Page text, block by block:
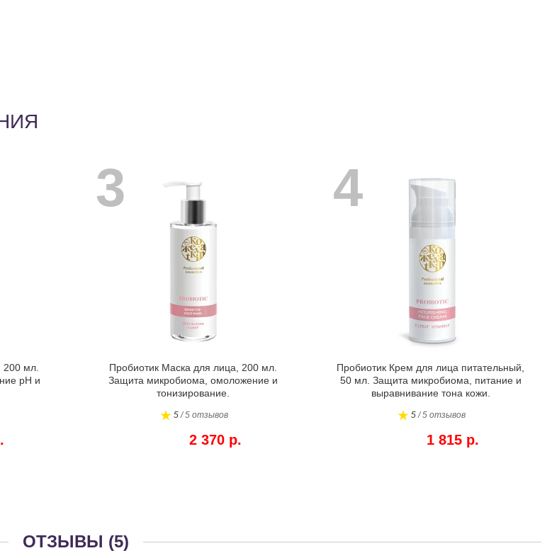
200 мл.
pH и
Пробиотик Маска для лица, 200 мл.
Защита микробиома, омоложение и
тонизирование.
5/ 5 отзывов
2 370 р.
Пробиотик Крем для лица питательный,
50 мл. Защита микробиома, питание и
выравнивание тона кожи.
5/ 5 отзывов
1 815 р.
ОТЗЫВЫ (5)